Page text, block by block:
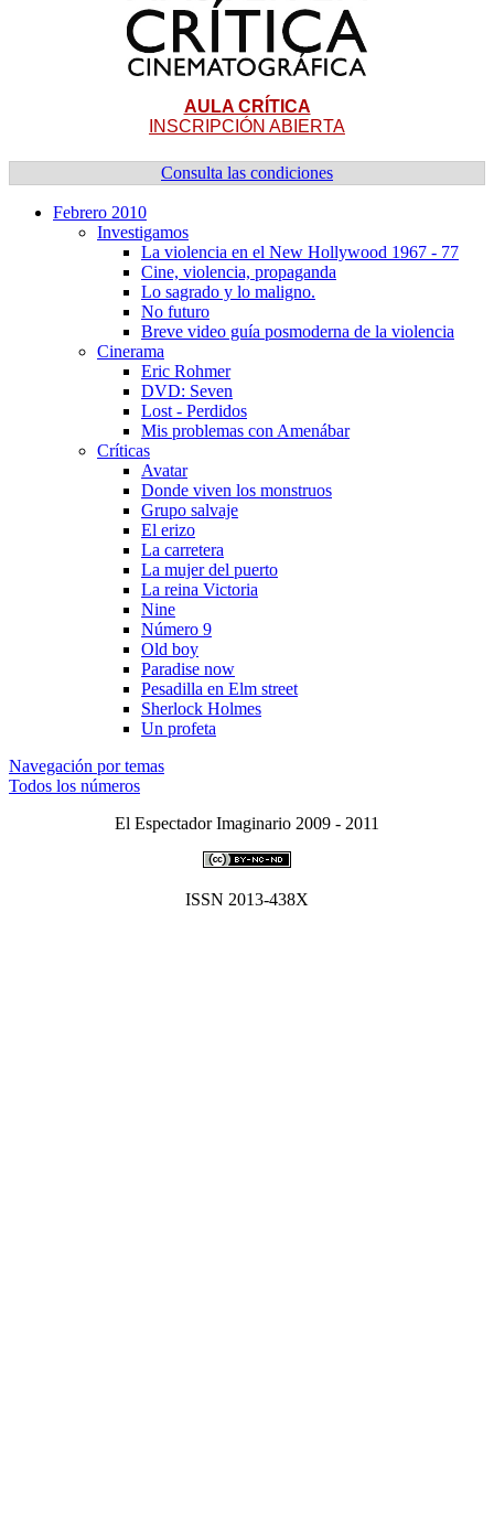
AULA CRÍTICA
INSCRIPCIÓN ABIERTA
Consulta las condiciones
Febrero 2010
Investigamos
La violencia en el New Hollywood 1967 - 77
Cine, violencia, propaganda
Lo sagrado y lo maligno.
No futuro
Breve video guí­a posmoderna de la violencia
Cinerama
Eric Rohmer
DVD: Seven
Lost - Perdidos
Mis problemas con Amenábar
Crí­ticas
Avatar
Donde viven los monstruos
Grupo salvaje
El erizo
La carretera
La mujer del puerto
La reina Victoria
Nine
Número 9
Old boy
Paradise now
Pesadilla en Elm street
Sherlock Holmes
Un profeta
Navegación por temas
Todos los números
El Espectador Imaginario 2009 - 2011
ISSN 2013-438X